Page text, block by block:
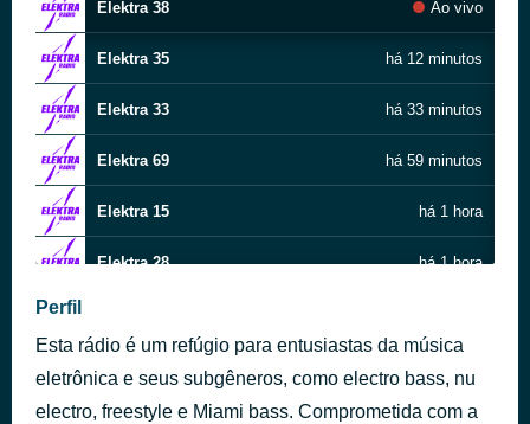
Elektra 38 Ao vivo
Elektra 35 há 12 minutos
Elektra 33 há 33 minutos
Elektra 69 há 59 minutos
Elektra 15 há 1 hora
Elektra 28 há 1 hora
Elektra 10 há 2 horas
Perfil
Esta rádio é um refúgio para entusiastas da música
eletrônica e seus subgêneros, como electro bass, nu
electro, freestyle e Miami bass. Comprometida com a